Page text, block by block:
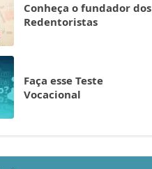
Conheça o fundador dos
Redentoristas
Faça esse Teste
Vocacional